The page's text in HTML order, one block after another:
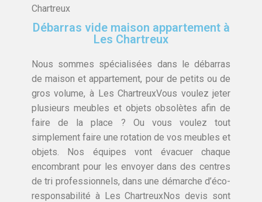
Chartreux
Débarras vide maison appartement à
Les Chartreux
Nous sommes spécialisées dans le débarras
de maison et appartement, pour de petits ou de
gros volume, à Les ChartreuxVous voulez jeter
plusieurs meubles et objets obsolètes afin de
faire de la place ? Ou vous voulez tout
simplement faire une rotation de vos meubles et
objets. Nos équipes vont évacuer chaque
encombrant pour les envoyer dans des centres
de tri professionnels, dans une démarche d’éco-
responsabilité à Les ChartreuxNos devis sont